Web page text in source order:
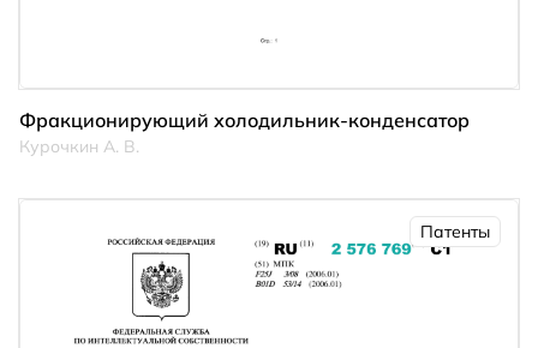
Фракционирующий холодильник-конденсатор
Курочкин А. В.
Патенты